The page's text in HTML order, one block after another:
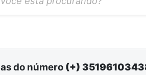
do número (+)